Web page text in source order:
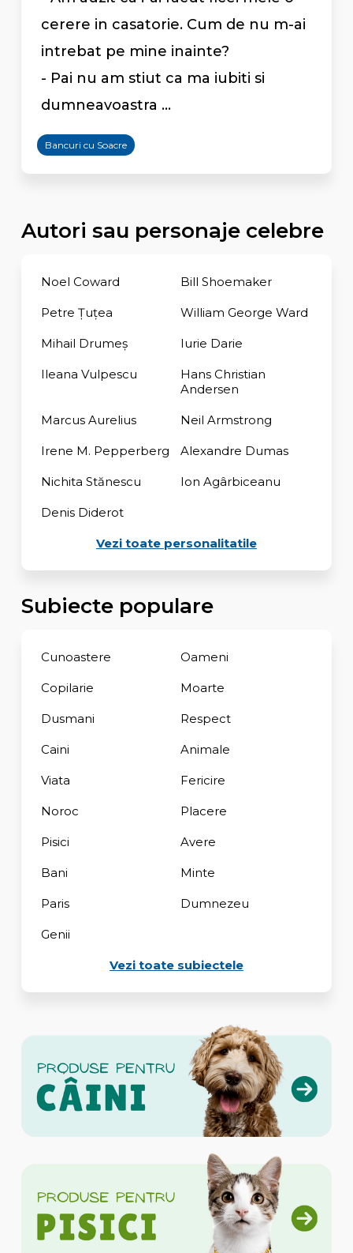
cerere in casatorie. Cum de nu m-ai
intrebat pe mine inainte?
- Pai nu am stiut ca ma iubiti si
dumneavoastra ...
Bancuri cu Soacre
Autori sau personaje celebre
Noel Coward Bill Shoemaker
Petre Țuțea William George Ward
Mihail Drumeș Iurie Darie
Ileana Vulpescu
Hans Christian
Andersen
Marcus Aurelius Neil Armstrong
Irene M. Pepperberg Alexandre Dumas
Nichita Stănescu Ion Agârbiceanu
Denis Diderot
Vezi toate personalitatile
Subiecte populare
Cunoastere Oameni
Copilarie Moarte
Dusmani Respect
Caini Animale
Viata Fericire
Noroc Placere
Pisici Avere
Bani Minte
Paris Dumnezeu
Genii
Vezi toate subiectele